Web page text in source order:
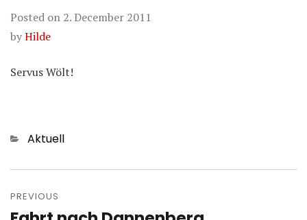
Posted on 2. December 2011
byHilde
Servus Wölt!
Categories
Aktuell
navigation
PREVIOUS